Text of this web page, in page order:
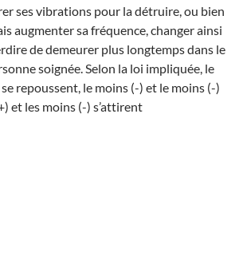
ses vibrations pour la détruire, ou bien
augmenter sa fréquence, changer ainsi
de demeurer plus longtemps dans le
soignée. Selon la loi impliquée, le
repoussent, le moins (-) et le moins (-)
et les moins (-) s’attirent